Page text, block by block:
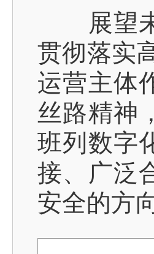
展望未
贯彻落实
运营主体
丝路精神
班列数字
接、广泛
安全的方